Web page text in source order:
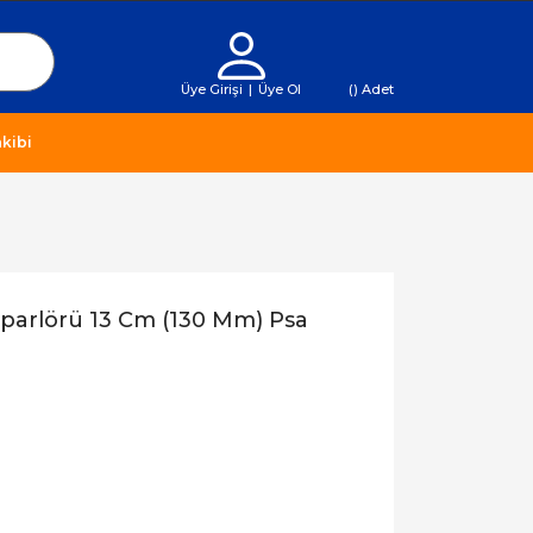
Üye Girişi | Üye Ol () Adet
13 Cm (130 Mm) Psa